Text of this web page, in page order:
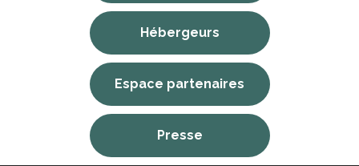
Hébergeurs
Espace partenaires
Presse